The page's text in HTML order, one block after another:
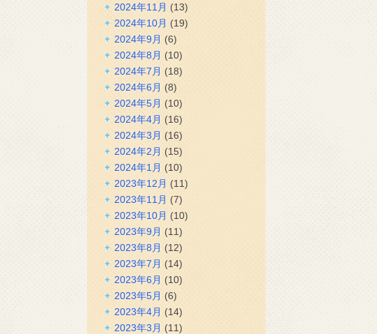
2024年11月 (13)
2024年10月 (19)
2024年9月 (6)
2024年8月 (10)
2024年7月 (18)
2024年6月 (8)
2024年5月 (10)
2024年4月 (16)
2024年3月 (16)
2024年2月 (15)
2024年1月 (10)
2023年12月 (11)
2023年11月 (7)
2023年10月 (10)
2023年9月 (11)
2023年8月 (12)
2023年7月 (14)
2023年6月 (10)
2023年5月 (6)
2023年4月 (14)
2023年3月 (11)